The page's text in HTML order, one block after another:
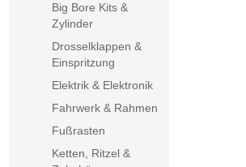
Big Bore Kits &
Zylinder
Drosselklappen &
Einspritzung
Elektrik & Elektronik
Fahrwerk & Rahmen
Fußrasten
Ketten, Ritzel &